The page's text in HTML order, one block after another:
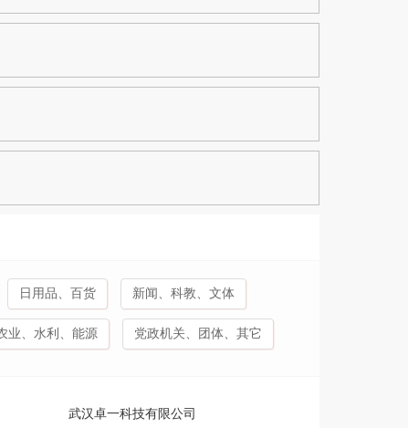
日用品、百货 新闻、科教、文体
业、水利、能源 党政机关、团体、其它
武汉卓一科技有限公司